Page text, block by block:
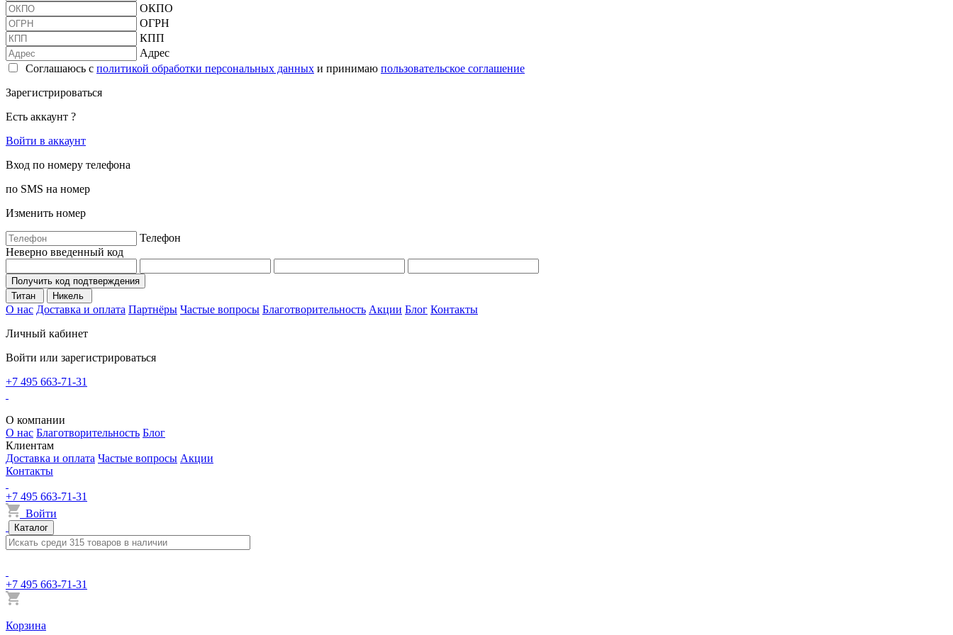
ОКПО
ОГРН
КПП
Адрес
Соглашаюсь с политикой обработки персональных данных и принимаю пользовательское соглашение
Зарегистрироваться
Есть аккаунт ?
Войти в аккаунт
Вход по номеру телефона
по SMS на номер
Изменить номер
Телефон
Неверно введенный код
Получить код подтверждения
Титан
Никель
О нас Доставка и оплата Партнёры Частые вопросы Благотворительность Акции Блог Контакты
Личный кабинет
Войти или зарегистрироваться
+7 495 663-71-31
О компании
О нас Благотворительность Блог
Клиентам
Доставка и оплата Частые вопросы Акции
Контакты
+7 495 663-71-31
Войти
Каталог
+7 495 663-71-31
Корзина